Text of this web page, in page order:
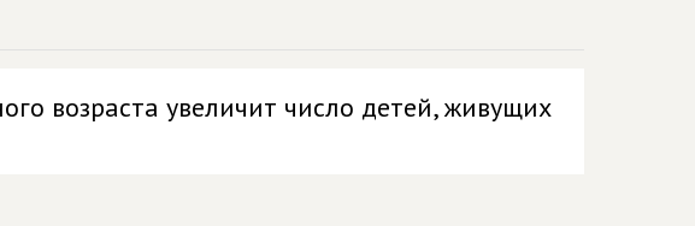
возраста увеличит число детей, живущих